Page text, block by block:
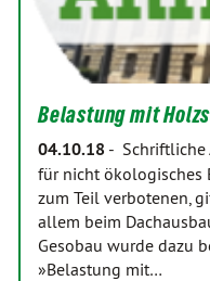
Belastung mit
04.10.18 -
für nicht ökologisches
zum Teil verbotenen,
allem beim
Gesobau wurde dazu
»Belastung mit…